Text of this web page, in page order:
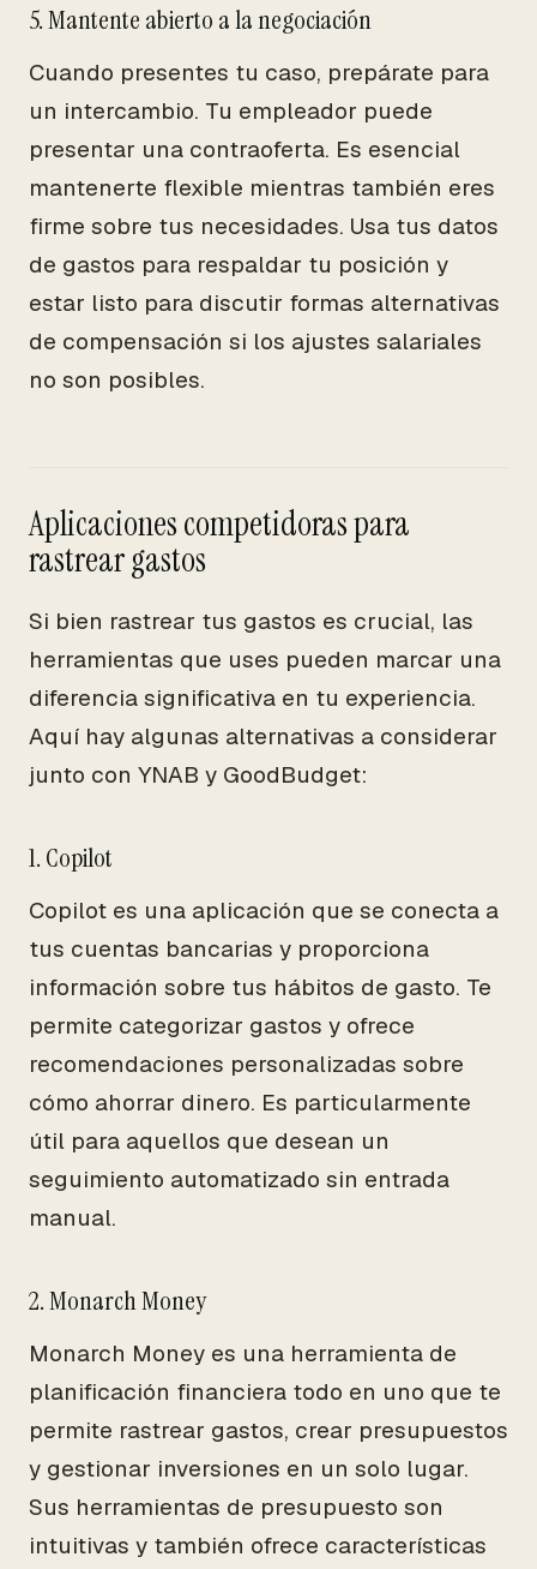
5. Mantente abierto a la negociación
Cuando presentes tu caso, prepárate para
un intercambio. Tu empleador puede
presentar una contraoferta. Es esencial
mantenerte flexible mientras también eres
firme sobre tus necesidades. Usa tus datos
de gastos para respaldar tu posición y
estar listo para discutir formas alternativas
de compensación si los ajustes salariales
no son posibles.
Aplicaciones competidoras para
rastrear gastos
Si bien rastrear tus gastos es crucial, las
herramientas que uses pueden marcar una
diferencia significativa en tu experiencia.
Aquí hay algunas alternativas a considerar
junto con YNAB y GoodBudget:
1. Copilot
Copilot es una aplicación que se conecta a
tus cuentas bancarias y proporciona
información sobre tus hábitos de gasto. Te
permite categorizar gastos y ofrece
recomendaciones personalizadas sobre
cómo ahorrar dinero. Es particularmente
útil para aquellos que desean un
seguimiento automatizado sin entrada
manual.
2. Monarch Money
Monarch Money es una herramienta de
planificación financiera todo en uno que te
permite rastrear gastos, crear presupuestos
y gestionar inversiones en un solo lugar.
Sus herramientas de presupuesto son
intuitivas y también ofrece características